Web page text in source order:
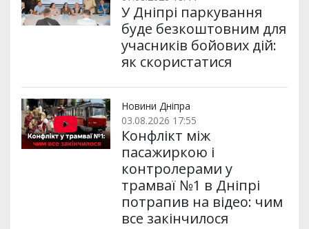
У Дніпрі паркування
буде безкоштовним для
учасників бойових дій:
як скористатися
Новини Дніпра
03.08.2026 17:55
Конфлікт між
пасажиркою і
контролерами у
трамваї №1 в Дніпрі
потрапив на відео: чим
все закінчилося